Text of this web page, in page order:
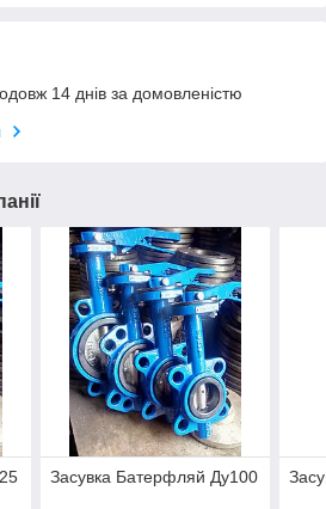
14 днів за домовленістю
Засувка Батерфляй Ду100